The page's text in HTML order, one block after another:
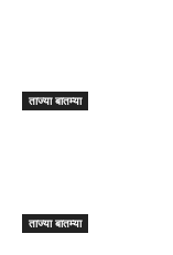
ताज्या बातम्या
ताज्या बातम्या